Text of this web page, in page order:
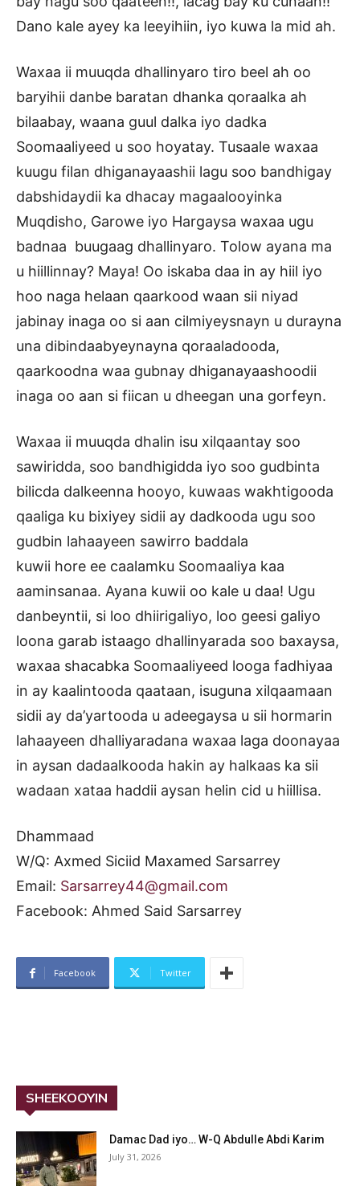
Dano kale ayey ka leeyihiin, iyo kuwa la mid ah.
Waxaa ii muuqda dhallinyaro tiro beel ah oo
baryihii danbe baratan dhanka qoraalka ah
bilaabay, waana guul dalka iyo dadka
Soomaaliyeed u soo hoyatay. Tusaale waxaa
kuugu filan dhiganayaashii lagu soo bandhigay
dabshidaydii ka dhacay magaalooyinka
Muqdisho, Garowe iyo Hargaysa waxaa ugu
badnaa buugaag dhallinyaro. Tolow ayana ma
u hiillinnay? Maya! Oo iskaba daa in ay hiil iyo
hoo naga helaan qaarkood waan sii niyad
jabinay inaga oo si aan cilmiyeysnayn u durayna
una dibindaabyeynayna qoraaladooda,
qaarkoodna waa gubnay dhiganayaashoodii
inaga oo aan si fiican u dheegan una gorfeyn.
Waxaa ii muuqda dhalin isu xilqaantay soo
sawiridda, soo bandhigidda iyo soo gudbinta
bilicda dalkeenna hooyo, kuwaas wakhtigooda
qaaliga ku bixiyey sidii ay dadkooda ugu soo
gudbin lahaayeen sawirro baddala
kuwii hore ee caalamku Soomaaliya kaa
aaminsanaa. Ayana kuwii oo kale u daa! Ugu
danbeyntii, si loo dhiirigaliyo, loo geesi galiyo
loona garab istaago dhallinyarada soo baxaysa,
waxaa shacabka Soomaaliyeed looga fadhiyaa
in ay kaalintooda qaataan, isuguna xilqaamaan
sidii ay da’yartooda u adeegaysa u sii hormarin
lahaayeen dhalliyaradana waxaa laga doonayaa
in aysan dadaalkooda hakin ay halkaas ka sii
wadaan xataa haddii aysan helin cid u hiillisa.
Dhammaad
W/Q: Axmed Siciid Maxamed Sarsarrey
Email: Sarsarrey44@gmail.com
Facebook: Ahmed Said Sarsarrey
Facebook Twitter
SHEEKOOYIN
Damac Dad iyo… W-Q Abdulle Abdi Karim
July 31, 2026